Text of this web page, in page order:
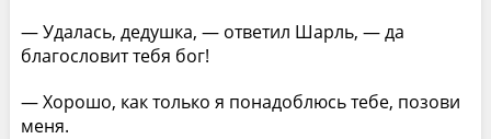
— Удалась, дедушка, — ответил Шарль, — да
благословит тебя бог!
— Хорошо, как только я понадоблюсь тебе, позови
меня.